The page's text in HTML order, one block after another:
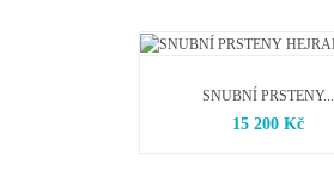
SNUBNÍ PRSTENY...
15 200 Kč